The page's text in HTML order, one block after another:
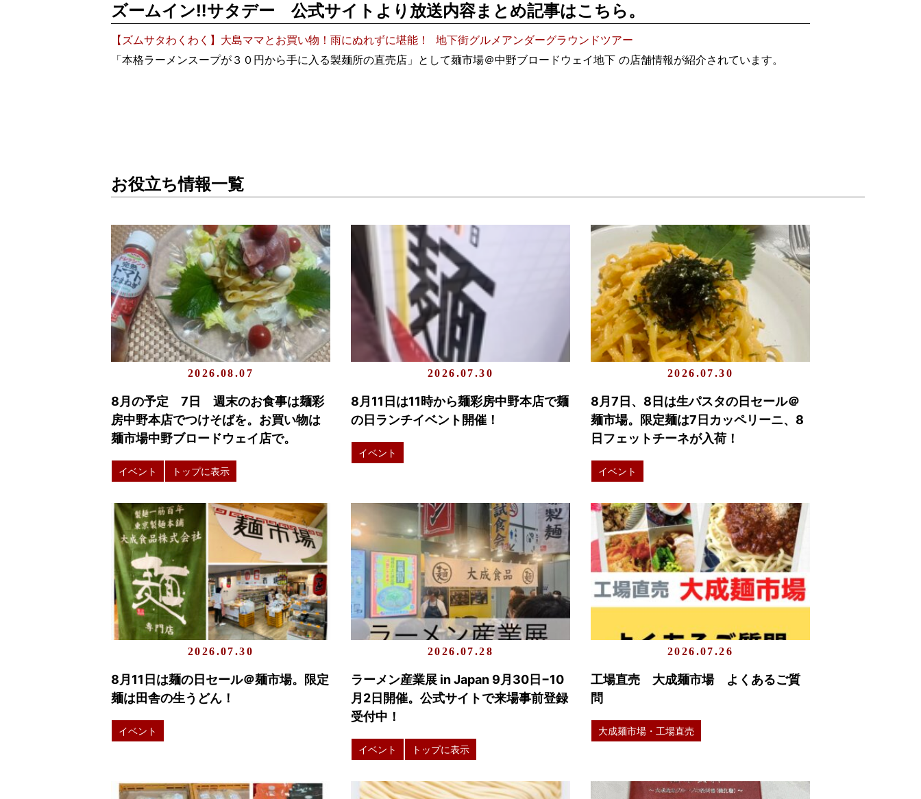
ズームイン‼︎サタデー 公式サイトより放送内容まとめ記事はこちら。
【ズムサタわくわく】大島ママとお買い物！雨にぬれずに堪能！ 地下街グルメアンダーグラウンドツアー
「本格ラーメンスープが３０円から手に入る製麺所の直売店」として麺市場＠中野ブロードウェイ地下 の店舗情報が紹介されています。
お役立ち情報一覧
2026.08.07
8月の予定 7日 週末のお食事は麺彩
房中野本店でつけそばを。お買い物は
麺市場中野ブロードウェイ店で。
イベント トップに表示
2026.07.30
8月11日は11時から麺彩房中野本店で麺
の日ランチイベント開催！
イベント
2026.07.30
8月7日、8日は生パスタの日セール＠
麺市場。限定麺は7日カッペリーニ、8
日フェットチーネが入荷！
イベント
2026.07.30
8月11日は麺の日セール＠麺市場。限定
麺は田舎の生うどん！
イベント
2026.07.28
ラーメン産業展 in Japan 9月30日−10
月2日開催。公式サイトで来場事前登録
受付中！
イベント トップに表示
2026.07.26
工場直売 大成麺市場 よくあるご質
問
大成麺市場・工場直売